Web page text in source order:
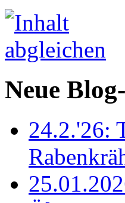
Neue
24.2.'26: